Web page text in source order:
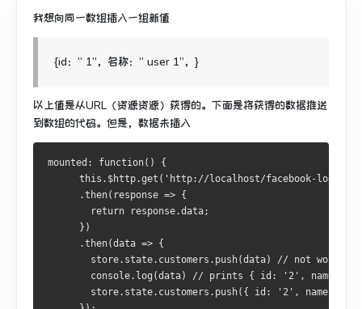
我想向同一数组插入一组新值
{id：“ 1”，名称：“ user 1”，}
以上值是从URL（资源资源）获得的。 下面是将获得的数据推送
到数组的代码。 但是，数据未插入
mounted: function() {
this.$http.get('http://localhost/facebook-login/
      .then(response => {
        return response.data;
      })
      .then(data => {
store.state.customers.push(data) // not
console.log(data) // prints { id: '2', name:
store.state.customers.push({ id: '2', name: